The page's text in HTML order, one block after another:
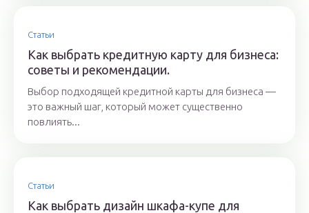
Статьи
Как выбрать кредитную карту для бизнеса:
советы и рекомендации.
Выбор подходящей кредитной карты для бизнеса —
это важный шаг, который может существенно
повлиять...
Статьи
Как выбрать дизайн шкафа-купе для